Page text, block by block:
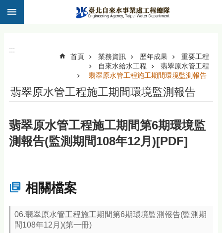
跳到主要內容區塊
:::
首頁 業務資訊 歷年成果
重要工程
自來水給水工程
翡翠原水管工程
翡翠原水管工程施工期間環境監測報告
翡翠原水管工程施工期間環境監測報告
翡翠原水管工程施工期間第6期環境監
測報告(監測期間108年12月)[PDF]
相關檔案
06.翡翠原水管工程施工期間第6期環境監測報告(監測期
間108年12月)(第一冊)